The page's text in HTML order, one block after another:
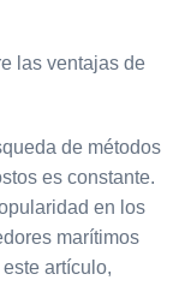
de métodos
es constante.
en los
marítimos
artículo,